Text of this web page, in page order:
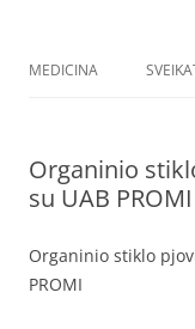
MEDICINA
Organinio
su UAB PROMI
Organinio stiklo
PROMI